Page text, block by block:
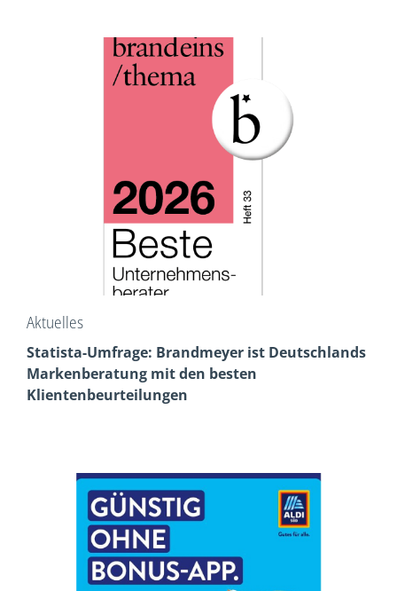
Aktuelles
Statista-Umfrage: Brandmeyer ist Deutschlands
Markenberatung mit den besten
Klientenbeurteilungen